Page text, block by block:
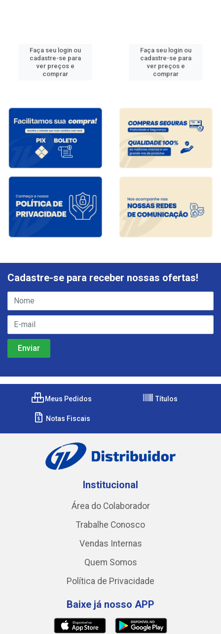
Faça seu login ou
cadastre-se para
ver preços e
comprar
Faça seu login ou
cadastre-se para
ver preços e
comprar
Cadastre-se para receber nossas ofertas!
Meus Pedidos Títulos
Notas Fiscais
Institucional
Área do Colaborador
Trabalhe Conosco
Vendas Internas
Quem Somos
Política de Privacidade
Baixe já nosso APP